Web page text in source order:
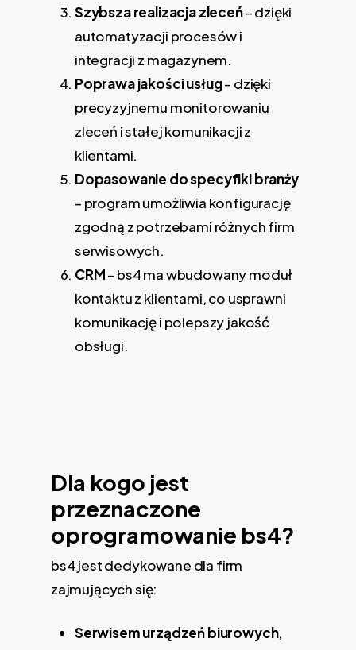
Szybsza realizacja zleceń– dzięki
automatyzacji procesów i
integracji z magazynem.
Poprawa jakości usług– dzięki
precyzyjnemu monitorowaniu
zleceń i stałej komunikacji z
klientami.
Dopasowanie do specyfiki branży
– program umożliwia konfigurację
zgodną z potrzebami różnych firm
serwisowych.
CRM– bs4 ma wbudowany moduł
kontaktu z klientami, co usprawni
komunikację i polepszy jakość
obsługi.
Dla kogo jest
przeznaczone
oprogramowanie bs4?
bs4 jest dedykowane dla firm
zajmujących się:
Serwisem urządzeń biurowych,